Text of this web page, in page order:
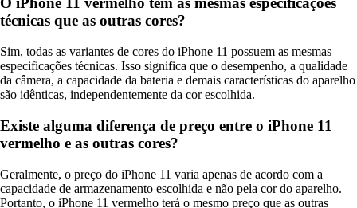
técnicas que as outras cores?
Sim, todas as variantes de cores do iPhone 11 possuem as mesmas
especificações técnicas. Isso significa que o desempenho, a qualidade
da câmera, a capacidade da bateria e demais características do aparelho
são idênticas, independentemente da cor escolhida.
Existe alguma diferença de preço entre o iPhone 11
vermelho e as outras cores?
Geralmente, o preço do iPhone 11 varia apenas de acordo com a
capacidade de armazenamento escolhida e não pela cor do aparelho.
Portanto, o iPhone 11 vermelho terá o mesmo preço que as outras